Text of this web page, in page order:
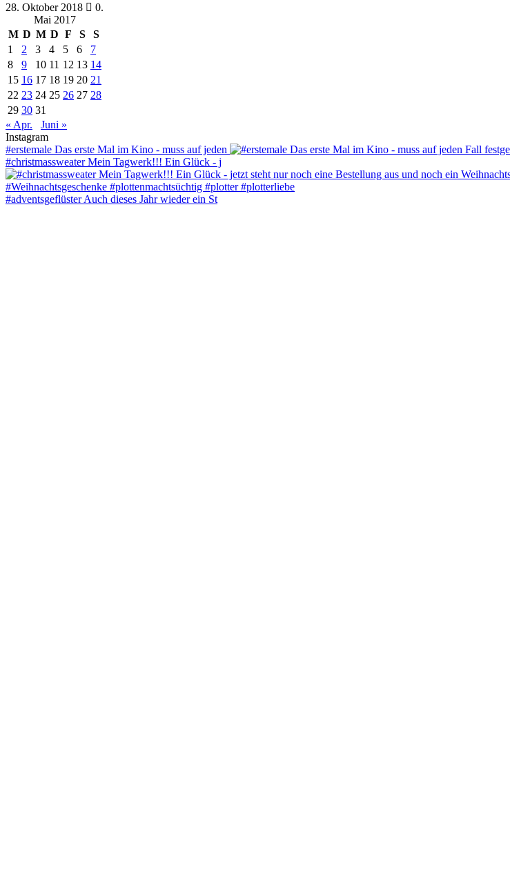
28. Oktober 2018
0.
Mai 2017
M D M D F S
S
1
2 3 4 5 6
7
8
9 10 11 12 13 14
15 16 17 18 19 20 21
22 23 24 25 26 27 28
29 30 31
« Apr.
Juni »
Instagram
#erstemale Das erste Mal im Kino - muss auf jeden
#christmassweater Mein Tagwerk!!! Ein Glück - j
#adventsgeflüster Auch dieses Jahr wieder ein St